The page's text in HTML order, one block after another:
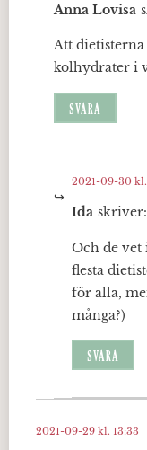
Anna Lovisa
Att
kolhydrater i
SVARA
Ida skriver:
2021-09-30 kl.
Och de vet
flesta
för alla,
många?)
SVARA
2021-09-29 kl. 13:33